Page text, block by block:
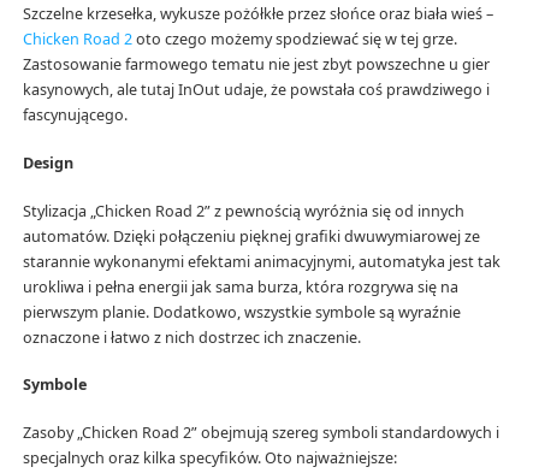
Szczelne krzesełka, wykusze pożółkłe przez słońce oraz biała wieś –
Chicken Road 2oto czego możemy spodziewać się w tej grze.
Zastosowanie farmowego tematu nie jest zbyt powszechne u gier
kasynowych, ale tutaj InOut udaje, że powstała coś prawdziwego i
fascynującego.
Design
Stylizacja „Chicken Road 2” z pewnością wyróżnia się od innych
automatów. Dzięki połączeniu pięknej grafiki dwuwymiarowej ze
starannie wykonanymi efektami animacyjnymi, automatyka jest tak
urokliwa i pełna energii jak sama burza, która rozgrywa się na
pierwszym planie. Dodatkowo, wszystkie symbole są wyraźnie
oznaczone i łatwo z nich dostrzec ich znaczenie.
Symbole
Zasoby „Chicken Road 2” obejmują szereg symboli standardowych i
specjalnych oraz kilka specyfików. Oto najważniejsze: